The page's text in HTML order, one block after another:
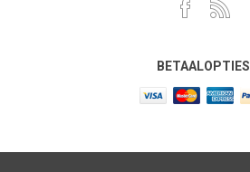
BETAALOPTIES